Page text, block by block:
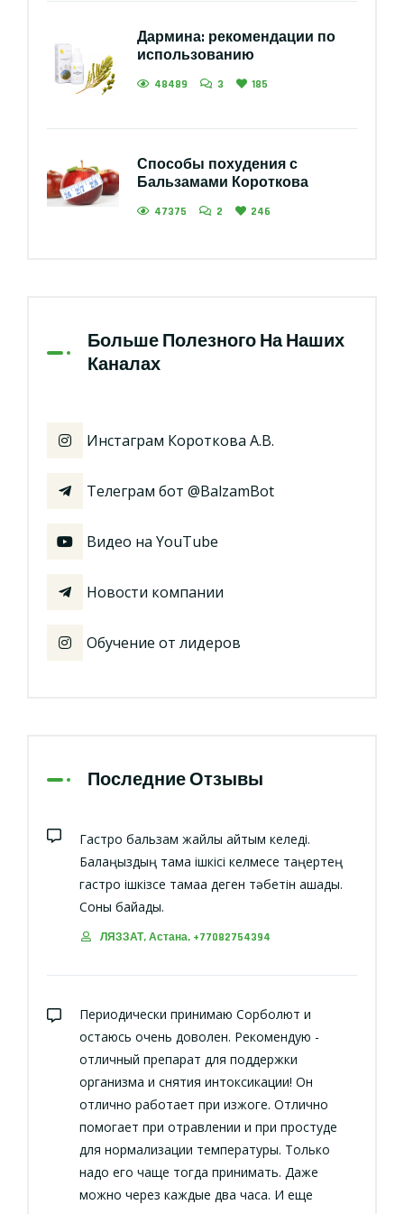
Дармина: рекомендации по
использованию
48489 3 185
Способы похудения с
Бальзамами Короткова
47375 2 246
Больше Полезного На Наших
Каналах
Инстаграм Короткова А.В.
Телеграм бот @BalzamBot
Видео на YouTube
Новости компании
Обучение от лидеров
Последние Отзывы
Гастро бальзам жайлы айтқым келеді.
Балаңыздың тамақ ішкісі келмесе таңертең
гастро ішкізсе тамаққа деген тәбетін ашады.
Соны байқадық.
ЛЯЗЗАТ, Астана, +77082754394
Периодически принимаю Сорболют и
остаюсь очень доволен. Рекомендую -
отличный препарат для поддержки
организма и снятия интоксикации! Он
отлично работает при изжоге. Отлично
помогает при отравлении и при простуде
для нормализации температуры. Только
надо его чаще тогда принимать. Даже
можно через каждые два часа. И еще